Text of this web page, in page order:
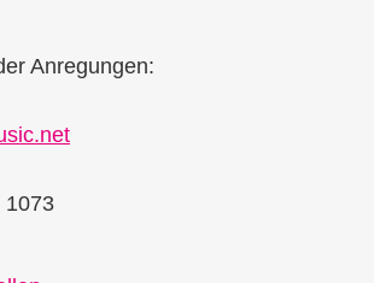
Anregungen:
1073